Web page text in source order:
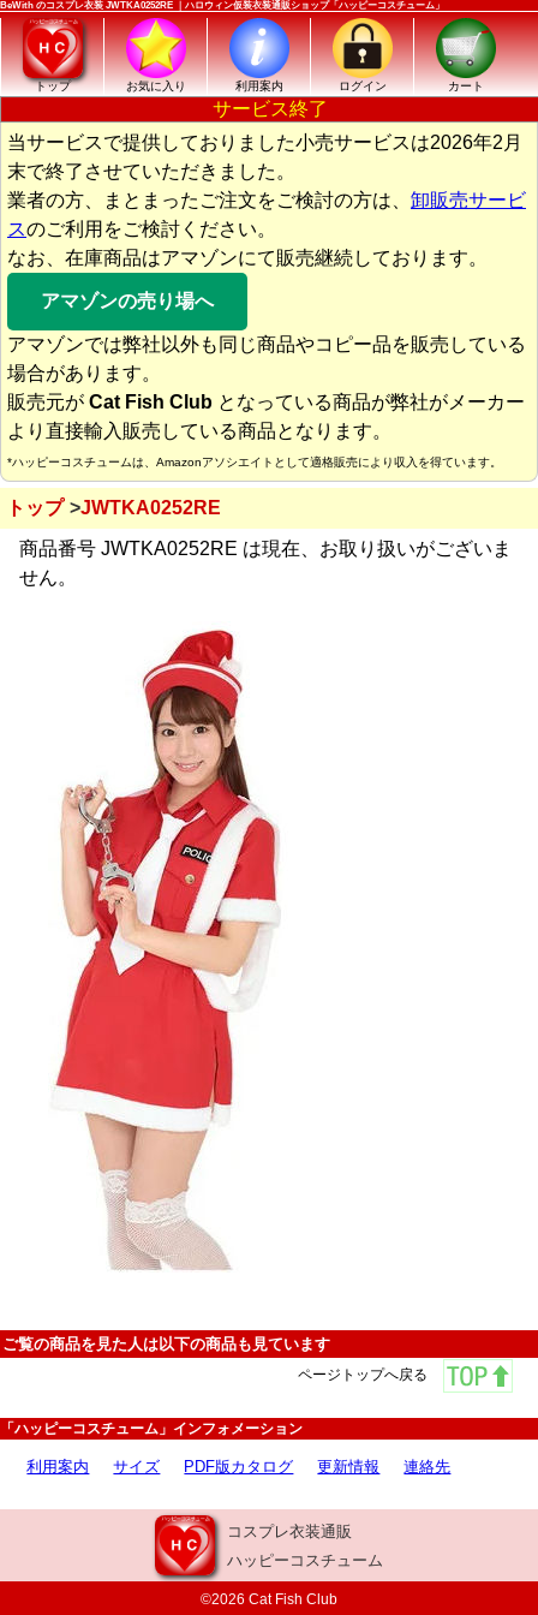
BeWith のコスプレ衣装 JWTKA0252RE ｜ハロウィン仮装衣装通販ショップ「ハッピーコスチューム」
トップ お気に入り 利用案内 ログイン カート
サービス終了
当サービスで提供しておりました小売サービスは2026年2月
末で終了させていただきました。
業者の方、まとまったご注文をご検討の方は、 卸販売サービ
スのご利用をご検討ください。
なお、在庫商品はアマゾンにて販売継続しております。
アマゾンの売り場へ
アマゾンでは弊社以外も同じ商品やコピー品を販売している
場合があります。
販売元が Cat Fish Club となっている商品が弊社がメーカー
より直接輸入販売している商品となります。
*ハッピーコスチュームは、Amazonアソシエイトとして適格販売により収入を得ています。
トップ
JWTKA0252RE
商品番号 JWTKA0252RE は現在、お取り扱いがございま
せん。
ご覧の商品を見た人は以下の商品も見ています
ページトップへ戻る
「ハッピーコスチューム」インフォメーション
利用案内 サイズ PDF版カタログ 更新情報 連絡先
コスプレ衣装通販
ハッピーコスチューム
©2026 Cat Fish Club